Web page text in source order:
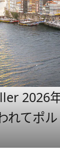
れてポ